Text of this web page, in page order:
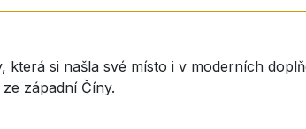
si našla své místo i v moderních
západní Číny.